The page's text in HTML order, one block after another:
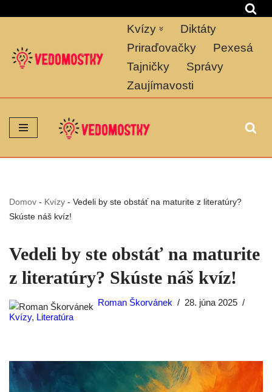
na
obsah
Kvízy
Diktáty
Priraďovačky
Pexesá
Tajničky
Správy
Zaujímavosti
Domov - Kvízy - Vedeli by ste obstáť na maturite z literatúry?
Skúste náš kvíz!
Vedeli by ste obstáť na maturite
z literatúry? Skúste náš kvíz!
Roman Škorvánek
28. júna 2025
Kvízy, Literatúra